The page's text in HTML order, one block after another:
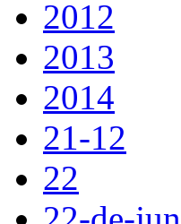
2012
2013
2014
21-12
22